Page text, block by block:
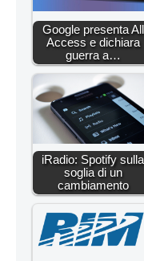
Google presenta All
Access e dichiara
guerra a…
iRadio: Spotify sulla
soglia di un
cambiamento